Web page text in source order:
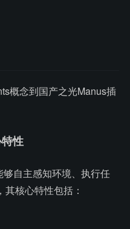
性
自主感知环境、执行任
核心特性包括：